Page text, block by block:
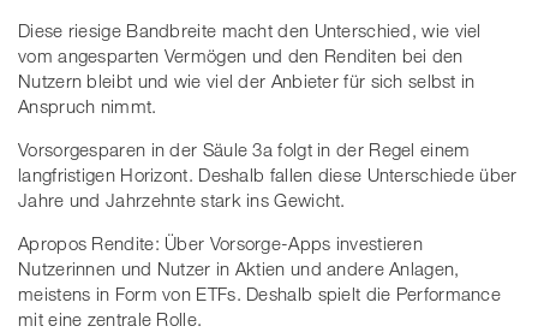
Diese riesige Bandbreite macht den Unterschied, wie viel
vom angesparten Vermögen und den Renditen bei den
Nutzern bleibt und wie viel der Anbieter für sich selbst in
Anspruch nimmt.
Vorsorgesparen in der Säule 3a folgt in der Regel einem
langfristigen Horizont. Deshalb fallen diese Unterschiede über
Jahre und Jahrzehnte stark ins Gewicht.
Apropos Rendite: Über Vorsorge-Apps investieren
Nutzerinnen und Nutzer in Aktien und andere Anlagen,
meistens in Form von ETFs. Deshalb spielt die Performance
mit eine zentrale Rolle.